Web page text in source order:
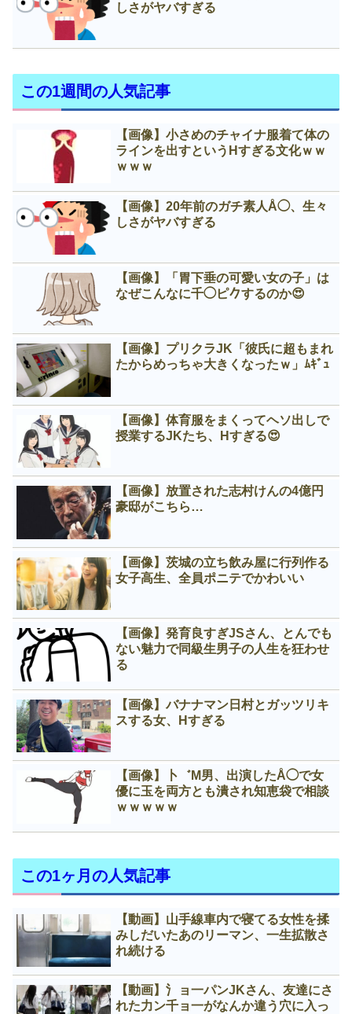
しさがヤバすぎる
この1週間の人気記事
【画像】小さめのチャイナ服着て体の
ラインを出すというНすぎる文化ｗｗ
ｗｗｗ
【画像】20年前のガチ素人Å◯、生々
しさがヤバすぎる
【画像】「胃下垂の可愛い女の子」は
なぜこんなに千◯ピ𠂊するのか😍
【画像】プリクラJK「彼氏に超もまれ
たからめっちゃ大きくなったｗ」ﾑｷﾞｭ
【画像】体育服をまくってヘソ出しで
授業するJKたち、Нすぎる😍
【画像】放置された志村けんの4億円
豪邸がこちら…
【画像】茨城の立ち飲み屋に行列作る
女子高生、全員ポニテでかわいい
【画像】発育良すぎJSさん、とんでも
ない魅力で同級生男子の人生を狂わせ
る
【画像】バナナマン日村とガッツリキ
スする女、Нすぎる
【画像】卜゛M男、出演したÅ◯で女
優に玉を両方とも潰され知恵袋で相談
ｗｗｗｗｗ
この1ヶ月の人気記事
【動画】山手線車内で寝てる女性を揉
みしだいたあのリーマン、一生拡散さ
れ続ける
【動画】氵ョ一パンJKさん、友達にさ
れた力ン千ョ一がなんか違う穴に入っ